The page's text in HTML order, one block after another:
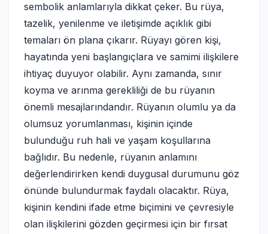
sembolik anlamlarıyla dikkat çeker. Bu rüya,
tazelik, yenilenme ve iletişimde açıklık gibi
temaları ön plana çıkarır. Rüyayı gören kişi,
hayatında yeni başlangıçlara ve samimi ilişkilere
ihtiyaç duyuyor olabilir. Aynı zamanda, sınır
koyma ve arınma gerekliliği de bu rüyanın
önemli mesajlarındandır. Rüyanın olumlu ya da
olumsuz yorumlanması, kişinin içinde
bulunduğu ruh hali ve yaşam koşullarına
bağlıdır. Bu nedenle, rüyanın anlamını
değerlendirirken kendi duygusal durumunu göz
önünde bulundurmak faydalı olacaktır. Rüya,
kişinin kendini ifade etme biçimini ve çevresiyle
olan ilişkilerini gözden geçirmesi için bir fırsat